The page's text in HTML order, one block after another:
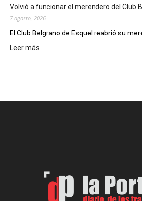
Un
Nuevo
Volvió a funcionar el merendero del Club
7 agosto, 2026
El Club Belgrano de Esquel reabrió su
Leer más
merendero